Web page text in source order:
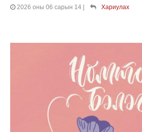
2026 оны 06 сарын 14 | Хариулах